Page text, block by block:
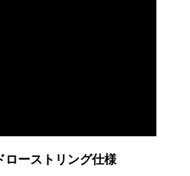
ローストリング仕様